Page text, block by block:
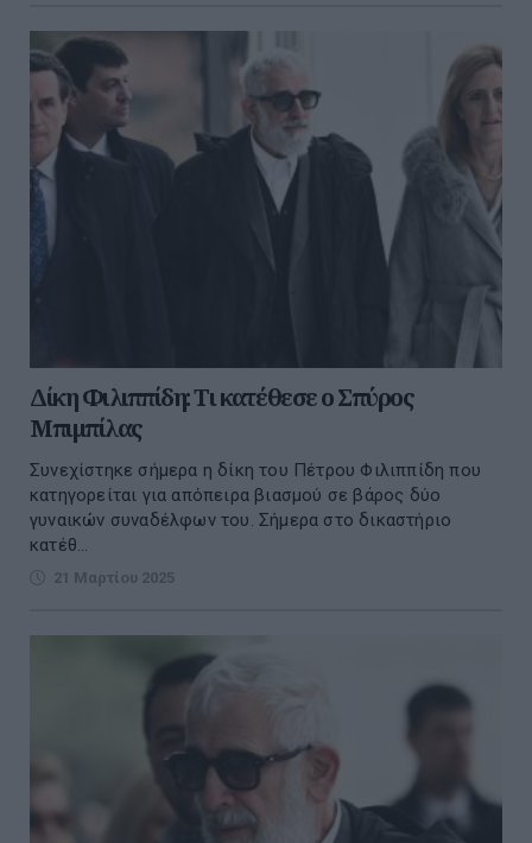
Δίκη Φιλιππίδη: Τι κατέθεσε ο Σπύρος
Μπιμπίλας
Συνεχίστηκε σήμερα η δίκη του Πέτρου Φιλιππίδη που
κατηγορείται για απόπειρα βιασμού σε βάρος δύο
γυναικών συναδέλφων του. Σήμερα στο δικαστήριο
κατέθ...
21 Μαρτίου 2025